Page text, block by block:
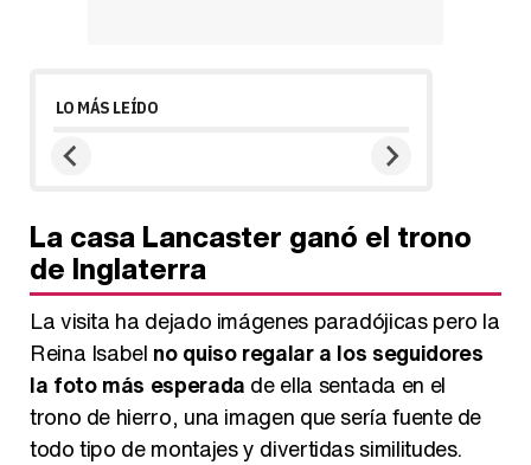
LO MÁS LEÍDO
La casa Lancaster ganó el trono
de Inglaterra
La visita ha dejado imágenes paradójicas pero la
Reina Isabel no quiso regalar a los seguidores
la foto más esperada de ella sentada en el
trono de hierro, una imagen que sería fuente de
todo tipo de montajes y divertidas similitudes.